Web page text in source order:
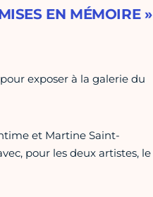
EN MÉMOIRE »
exposer à la galerie du
et Martine Saint-
pour les deux artistes, le